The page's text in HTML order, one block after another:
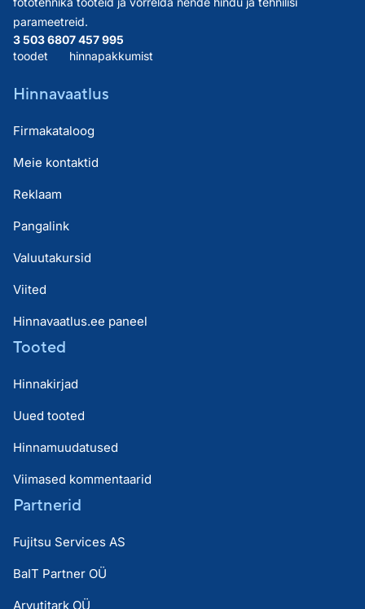
parameetreid.
3 503 680
toodet
7 457 995
hinnapakkumist
Hinnavaatlus
Firmakataloog
Meie kontaktid
Reklaam
Pangalink
Valuutakursid
Viited
Hinnavaatlus.ee paneel
Tooted
Hinnakirjad
Uued tooted
Hinnamuudatused
Viimased kommentaarid
Partnerid
Fujitsu Services AS
BaIT Partner OÜ
Arvutitark OÜ